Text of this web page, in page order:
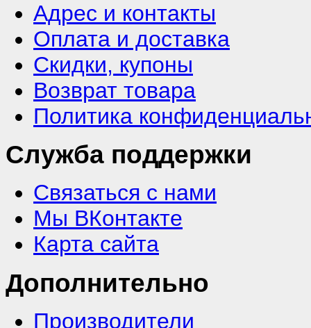
Адрес и контакты
Оплата и доставка
Скидки, купоны
Возврат товара
Политика
Служба поддержки
Связаться с нами
Мы ВКонтакте
Карта сайта
Дополнительно
Производители